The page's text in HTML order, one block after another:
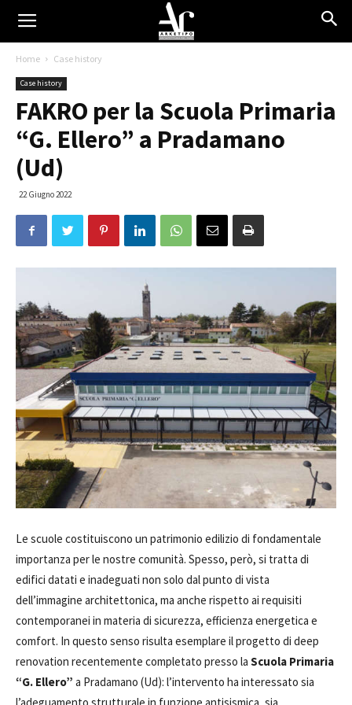
Home Case history
Case history
FAKRO per la Scuola Primaria
“G. Ellero” a Pradamano
(Ud)
22 Giugno 2022
Le scuole costituiscono un patrimonio edilizio di fondamentale
importanza per le nostre comunità. Spesso, però, si tratta di
edifici datati e inadeguati non solo dal punto di vista
dell’immagine architettonica, ma anche rispetto ai requisiti
contemporanei in materia di sicurezza, efficienza energetica e
comfort. In questo senso risulta esemplare il progetto di deep
renovation recentemente completato presso la Scuola Primaria
“G. Ellero” a Pradamano (Ud): l’intervento ha interessato sia